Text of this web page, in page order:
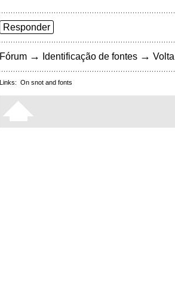
Responder
Fórum → Identificação de fontes →
Links: On snot and fonts